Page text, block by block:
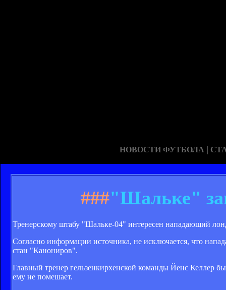
НОВОСТИ ФУТБОЛА |
###"Шальке"
Тренерскому штабу "Шальке-04" интересен нападающий
Согласно информации источника, не исключается, что
стан "Канониров".
Главный тренер гельзенкирхенской команды Йенс Келлер
ему не помешает.